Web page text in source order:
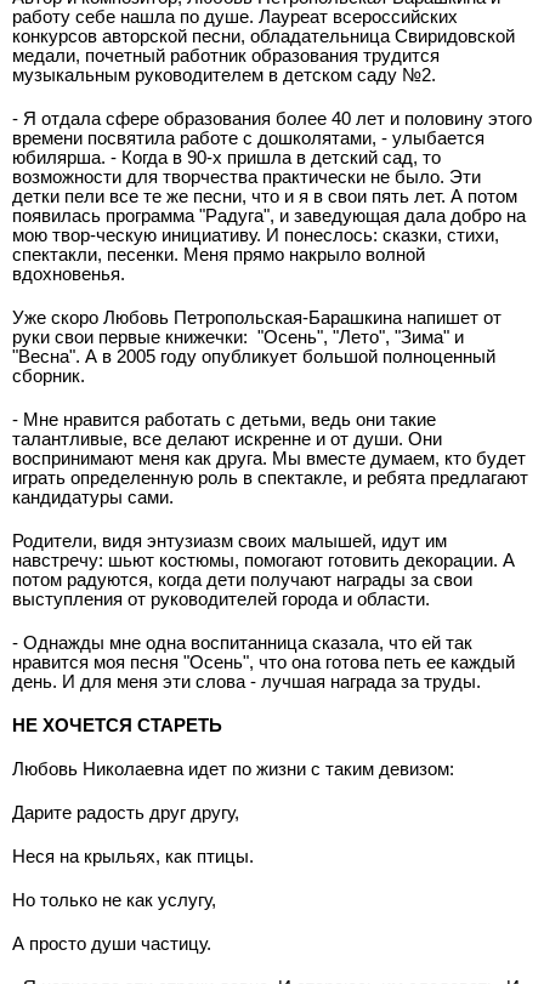
работу себе нашла по душе. Лауреат всероссийских
конкурсов авторской песни, обладательница Свиридовской
медали, почетный работник образования трудится
музыкальным руководителем в детском саду №2.
- Я отдала сфере образования более 40 лет и половину этого
времени посвятила работе с дошколятами, - улыбается
юбилярша. - Когда в 90-х пришла в детский сад, то
возможности для творчества практически не было. Эти
детки пели все те же песни, что и я в свои пять лет. А потом
появилась программа "Радуга", и заведующая дала добро на
мою твор-ческую инициативу. И понеслось: сказки, стихи,
спектакли, песенки. Меня прямо накрыло волной
вдохновенья.
Уже скоро Любовь Петропольская-Барашкина напишет от
руки свои первые книжечки: "Осень", "Лето", "Зима" и
"Весна". А в 2005 году опубликует большой полноценный
сборник.
- Мне нравится работать с детьми, ведь они такие
талантливые, все делают искренне и от души. Они
воспринимают меня как друга. Мы вместе думаем, кто будет
играть определенную роль в спектакле, и ребята предлагают
кандидатуры сами.
Родители, видя энтузиазм своих малышей, идут им
навстречу: шьют костюмы, помогают готовить декорации. А
потом радуются, когда дети получают награды за свои
выступления от руководителей города и области.
- Однажды мне одна воспитанница сказала, что ей так
нравится моя песня "Осень", что она готова петь ее каждый
день. И для меня эти слова - лучшая награда за труды.
НЕ ХОЧЕТСЯ СТАРЕТЬ
Любовь Николаевна идет по жизни с таким девизом:
Дарите радость друг другу,
Неся на крыльях, как птицы.
Но только не как услугу,
А просто души частицу.